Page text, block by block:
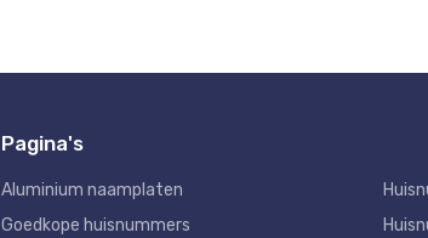
Pagina's
Aluminium naamplaten
Goedkope huisnummers